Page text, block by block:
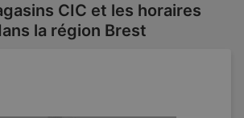
CIC et les horaires
la région Brest